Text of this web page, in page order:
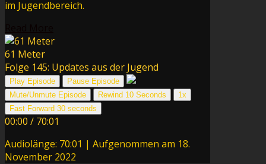
im Jugendbereich.
61 Meter
Folge 145: Updates aus der Jugend
Play Episode
Pause Episode
Mute/Unmute Episode
Rewind 10 Seconds
1x
Fast Forward 30 seconds
00:00 / 70:01
Audiolänge: 70:01 | Aufgenommen am 18.
November 2022